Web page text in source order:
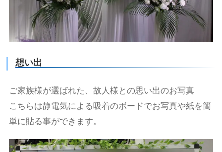
想い出
ご家族様が選ばれた、故人様との思い出のお写真
こちらは静電気による吸着のボードでお写真や紙を簡
単に貼る事ができます。